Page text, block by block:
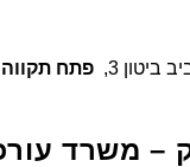
ביטון 3, פתח תקווה
משרד